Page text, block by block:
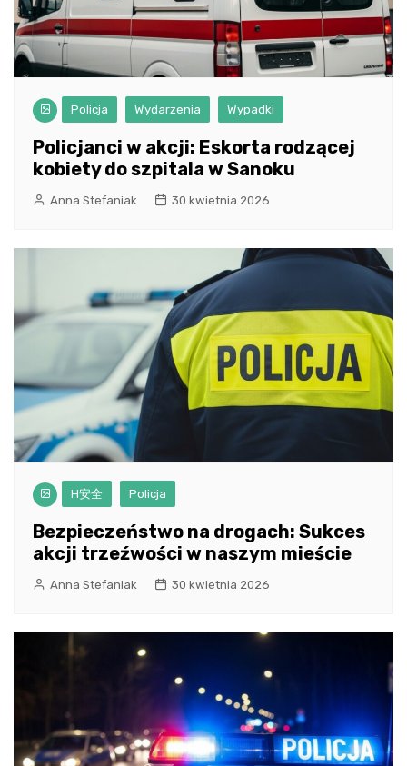
Policja Wydarzenia Wypadki
Policjanci w akcji: Eskorta rodzącej
kobiety do szpitala w Sanoku
Anna Stefaniak 30 kwietnia 2026
H安全 Policja
Bezpieczeństwo na drogach: Sukces
akcji trzeźwości w naszym mieście
Anna Stefaniak 30 kwietnia 2026